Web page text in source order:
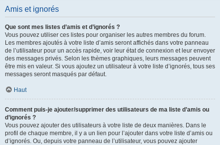
Amis et ignorés
Que sont mes listes d’amis et d’ignorés ?
Vous pouvez utiliser ces listes pour organiser les autres membres du forum.
Les membres ajoutés à votre liste d’amis seront affichés dans votre panneau
de l’utilisateur pour un accès rapide, voir leur état de connexion et leur envoyer
des messages privés. Selon les thèmes graphiques, leurs messages peuvent
être mis en valeur. Si vous ajoutez un utilisateur à votre liste d’ignorés, tous ses
messages seront masqués par défaut.
Haut
Comment puis-je ajouter/supprimer des utilisateurs de ma liste d’amis ou
d’ignorés ?
Vous pouvez ajouter des utilisateurs à votre liste de deux manières. Dans le
profil de chaque membre, il y a un lien pour l’ajouter dans votre liste d’amis ou
d’ignorés. Ou, depuis votre panneau de l’utilisateur, vous pouvez ajouter